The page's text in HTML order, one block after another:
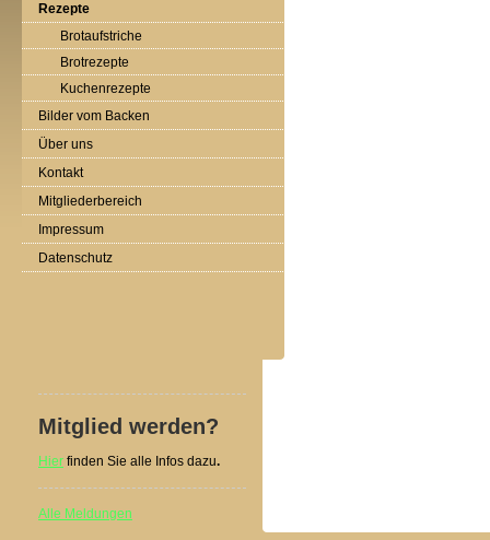
Rezepte
Brotaufstriche
Brotrezepte
Kuchenrezepte
Bilder vom Backen
Über uns
Kontakt
Mitgliederbereich
Impressum
Datenschutz
Mitglied werden?
Hier finden Sie alle Infos dazu.
Alle Meldungen